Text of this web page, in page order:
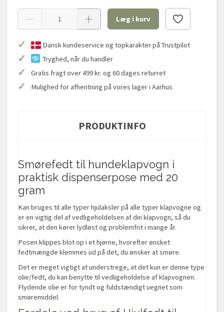
Læg i kurv
✓ Dansk kundeservice og topkarakter på Trustpilot
✓ Tryghed, når du handler
✓ Gratis fragt over 499 kr. og 60 dages returret
✓ Mulighed for afhentning på vores lager i Aarhus
PRODUKTINFO
Smørefedt til hundeklapvogn i
praktisk dispenserpose med 20
gram
Kan bruges til alle typer hjulaksler på alle typer klapvogne og
er en vigtig del af vedligeholdelsen af din klapvogn, så du
sikrer, at den kører lydløst og problemfrit i mange år.
Posen klippes blot op i et hjørne, hvorefter ønsket
fedtmængde klemmes ud på det, du ønsker at smøre.
Det er meget vigtigt at understrege, at det kun er denne type
olie/fedt, du kan benytte til vedligeholdelse af klapvognen.
Flydende olie er for tyndt og fuldstændigt uegnet som
smøremiddel.